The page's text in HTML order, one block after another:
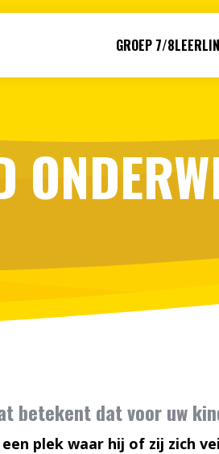
GROEP 7/8
betekent dat voor uw
plek waar hij of zij zich